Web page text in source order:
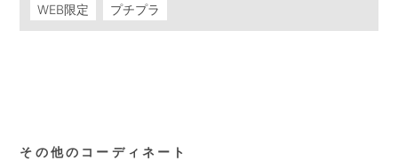
WEB限定
プチプラ
その他のコーディネート